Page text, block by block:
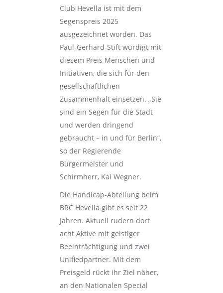
Club Hevella ist mit dem
Segenspreis 2025
ausgezeichnet worden. Das
Paul-Gerhard-Stift würdigt mit
diesem Preis Menschen und
Initiativen, die sich für den
gesellschaftlichen
Zusammenhalt einsetzen. „Sie
sind ein Segen für die Stadt
und werden dringend
gebraucht – in und für Berlin“,
so der Regierende
Bürgermeister und
Schirmherr, Kai Wegner.
Die Handicap-Abteilung beim
BRC Hevella gibt es seit 22
Jahren. Aktuell rudern dort
acht Aktive mit geistiger
Beeinträchtigung und zwei
Unifiedpartner. Mit dem
Preisgeld rückt ihr Ziel näher,
an den Nationalen Special